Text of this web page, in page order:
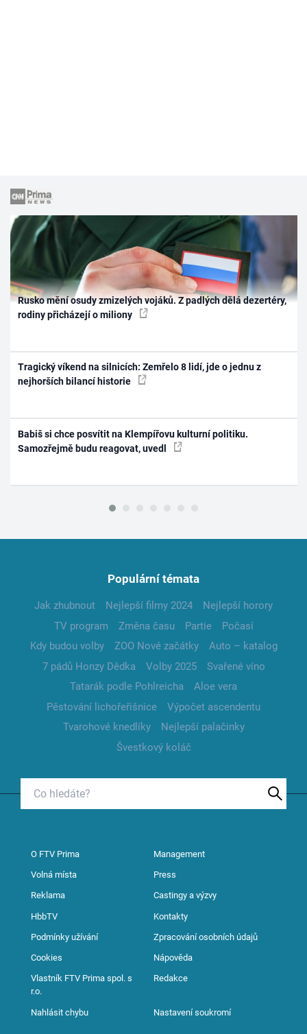
Rusko mění osudy zmizelých vojáků. Z padlých dělá dezertéry,
rodiny přicházejí o miliony
Tragický víkend na silnicích: Zemřelo 8 lidí, jde o jednu z
nejhorších bilancí historie
Babiš si chce posvítit na Klempířovu kulturní politiku.
Samozřejmě budu reagovat, uvedl
Populární témata
Jak zhubnout Nejlepší filmy 2024
Nejlepší horory
TV program
Změna času Partie
Počasí
Kdy budou volby
ZOO Nové začátky
Auto – katalog
7 pádů Honzy Dědka
Volby 2025
Svařené víno
Tatarák podle Pohlreicha
Aloe vera
Pěstování lichořeřišnice
Výpočet ascendentu
Tvarohové knedlíky
Nejlepší palačinky
Švestkový koláč
O FTV Prima Management
Volná místa Press
Reklama Castingy a výzvy
HbbTV Kontakty
Podmínky užívání Zpracování osobních údajů
Cookies Nápověda
Vlastník FTV Prima spol. s
r.o.
Redakce
Nahlásit chybu Nastavení soukromí